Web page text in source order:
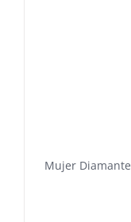
Mujer Diamante